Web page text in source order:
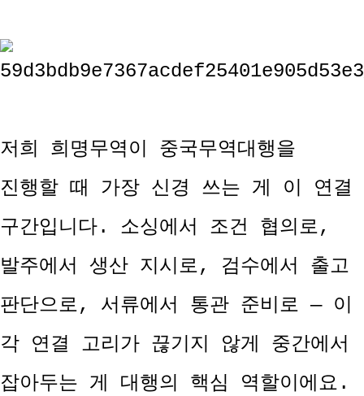
저희 희명무역이 중국무역대행을
진행할 때 가장 신경 쓰는 게 이 연결
구간입니다. 소싱에서 조건 협의로,
발주에서 생산 지시로, 검수에서 출고
판단으로, 서류에서 통관 준비로 — 이
각 연결 고리가 끊기지 않게 중간에서
잡아두는 게 대행의 핵심 역할이에요.